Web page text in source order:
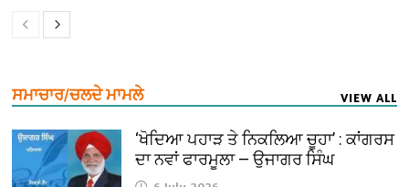
ਸਮਾਚਾਰ/ਚਲਦੇ ਮਾਮਲੇ VIEW ALL
‘ਖੋਦਿਆ ਪਹਾੜ ਤੇ ਨਿਕਲਿਆ ਚੂਹਾ’ : ਕਾਂਗਰਸ
ਦਾ ਨਵਾਂ ਫਾਰਮੂਲਾ — ਉਜਾਗਰ ਸਿੰਘ